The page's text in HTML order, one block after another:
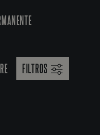
FILTROS